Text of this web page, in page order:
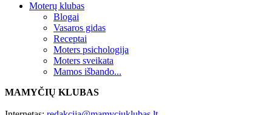
Moterų klubas
Blogai
Vasaros gidas
Receptai
Moters psichologija
Moters sveikata
Mamos išbando...
MAMYČIŲ KLUBAS